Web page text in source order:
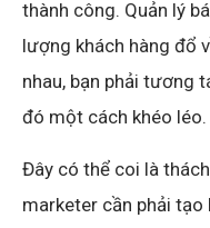
thành công. Quản lý
lượng khách hàng đổ
nhau, bạn phải tương
đó một cách khéo léo.
Đây có thể coi là
marketer cần phải